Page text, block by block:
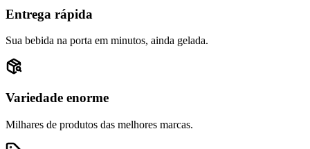
Entrega rápida
Sua bebida na porta em minutos, ainda gelada.
Variedade enorme
Milhares de produtos das melhores marcas.